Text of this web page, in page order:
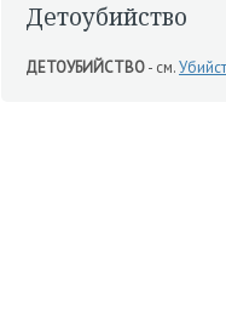
Детоубийство
ДЕТОУБИЙСТВО- см.